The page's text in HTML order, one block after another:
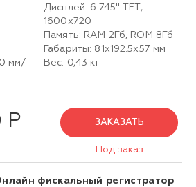
мм/
Дисплей: 6.745" TFT,
1600х720
Память: RAM 2Гб, ROM 8Гб
Габариты: 81х192.5х57 мм
Вес: 0,43 кг
Р ЗАКАЗАТЬ
Под заказ
фискальный регистратор